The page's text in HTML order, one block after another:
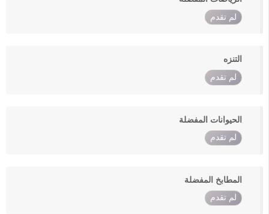
لم تقدم
التنزه
لم تقدم
الحيوانات المفضلة
لم تقدم
المطابخ المفضلة
لم تقدم